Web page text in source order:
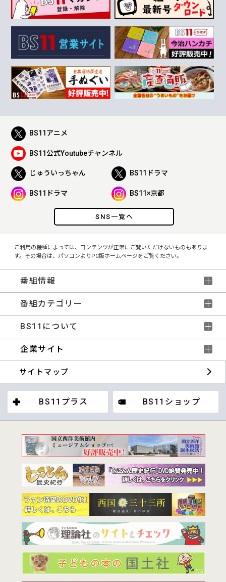
SNS一覧へ
BS11アニメ
BS11公式Youtubeチャンネル
じゅういっちゃん BS11ドラマ
BS11ドラマ BS11×京都
ご利用の機種によっては、コンテンツが正常にご覧いただけないものもありま
す。その場合は、パソコンよりPC版ホームページをご覧ください。
番組情報
番組カテゴリー
BS11について
企業サイト
サイトマップ
BS11プラス BS11ショップ